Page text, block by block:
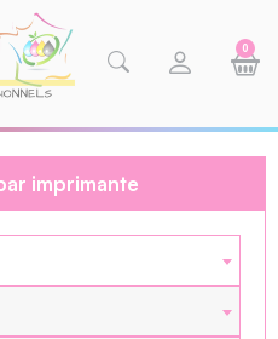
0
imprimante